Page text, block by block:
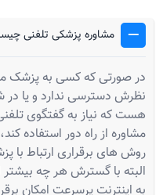
مشاوره پزشکی تلفنی
در صورتی که کسی به
نظرش دسترسی ندارد و یا
هست که نیاز به گفتگوی
مشاوره از راه دور استفاده
روش های برقراری ارتباط با
البته با گسترش هر چه
به اینترنت پرسرعت امکان